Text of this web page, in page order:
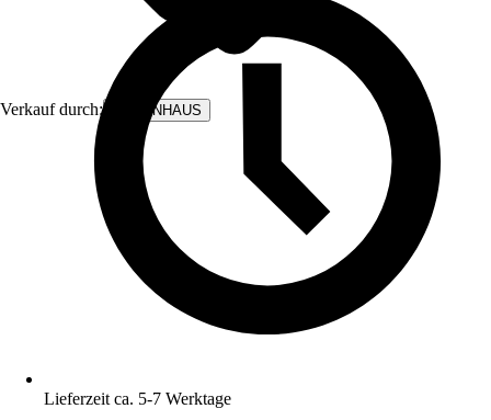
Verkauf durch: BODENHAUS
Lieferzeit ca. 5-7 Werktage